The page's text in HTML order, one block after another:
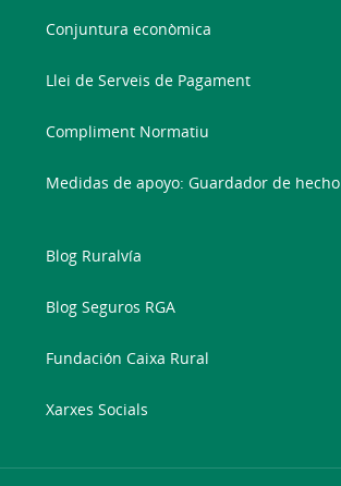
Conjuntura econòmica
Llei de Serveis de Pagament
Compliment Normatiu
Medidas de apoyo: Guardador de hecho
Blog Ruralvía
Blog Seguros RGA
Fundación Caixa Rural
Xarxes Socials